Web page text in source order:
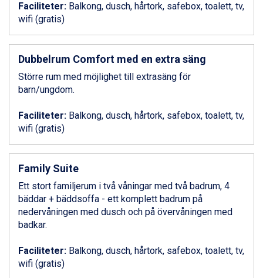
Livigno från 5.595 kr.
Ponte di Legno från 7.395 kr.
Sauze dOulx från 6.145 kr.
Bad Gastein från 6.295 kr.
Arabba från 11.045 kr.
La Thuile från 7.045 kr.
Bad Hofgastein från 8.595 kr.
Passo Tonale från 5.895 kr.
Sölden från 12.995 kr.
Champoluc från 5.945 kr.
Sestriere från 6.945 kr.
Wagrain från 7.095 kr.
Fieberbrunn från 9.645 kr.
Ischgl från 11.295 kr.
Val Thorens från 8.395 kr.
Zell am See från 6.295 kr.
Canazei från 7.195 kr.
Faciliteter: Balkong, dusch, hårtork, safebox, toalett, tv,
wifi (gratis)
Dubbelrum Comfort med en extra säng
Större rum med möjlighet till extrasäng för
barn/ungdom.
Faciliteter: Balkong, dusch, hårtork, safebox, toalett, tv,
wifi (gratis)
Family Suite
Ett stort familjerum i två våningar med två badrum, 4
bäddar + bäddsoffa - ett komplett badrum på
nedervåningen med dusch och på övervåningen med
badkar.
Faciliteter: Balkong, dusch, hårtork, safebox, toalett, tv,
wifi (gratis)